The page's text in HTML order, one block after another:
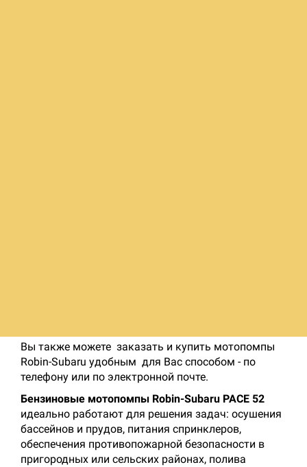
Вы также можете заказать и купить мотопомпы
Robin-Subaru удобным для Вас способом - по
телефону или по электронной почте.
Бензиновые мотопомпы Robin-Subaru PACE 52
идеально работают для решения задач: осушения
бассейнов и прудов, питания спринклеров,
обеспечения противопожарной безопасности в
пригородных или сельских районах, полива